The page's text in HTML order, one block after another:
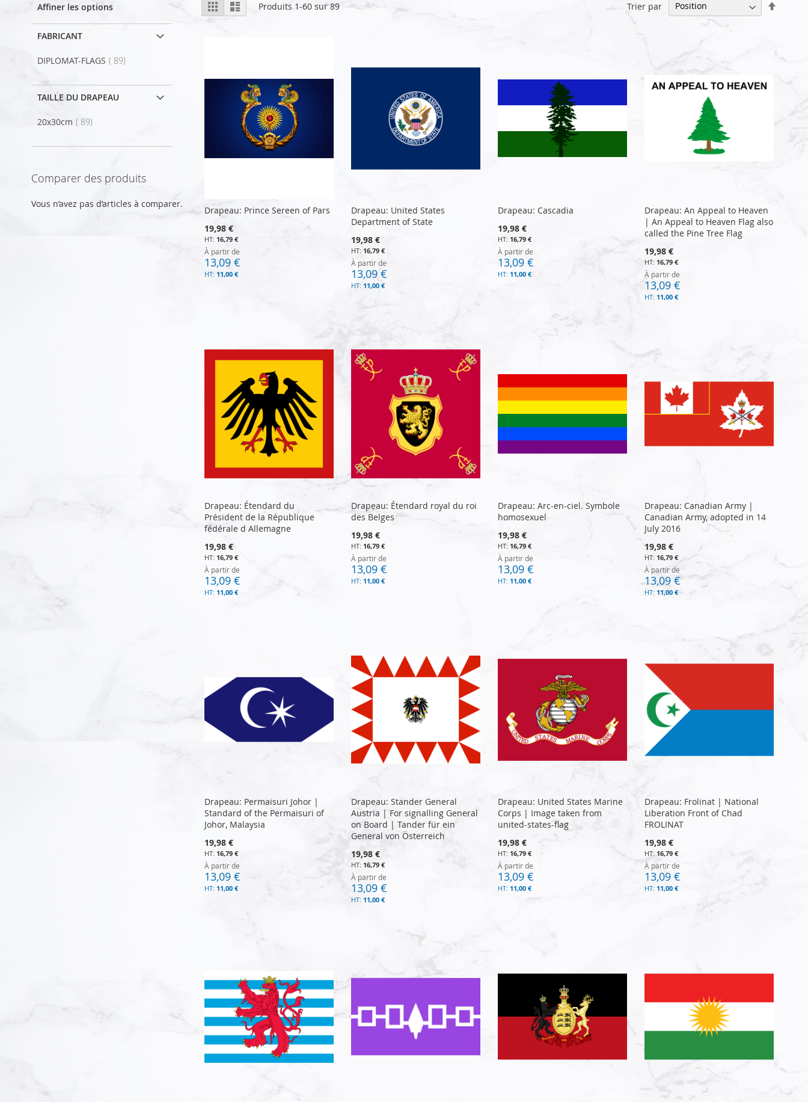
en
GrilleListe Produits 1-60 sur89 Trier par
Drapeau: Prince Sereen of Pars
19,98 €
16,79 €
À partir de
13,09 €
11,00 €
Drapeau: United States
Department of State
19,98 €
16,79 €
À partir de
13,09 €
11,00 €
Drapeau: Cascadia
19,98 €
16,79 €
À partir de
13,09 €
11,00 €
Drapeau: An Appeal to Heaven
| An Appeal to Heaven Flag also
called the Pine Tree Flag
19,98 €
16,79 €
À partir de
13,09 €
11,00 €
Drapeau: Étendard du
Président de la République
fédérale d Allemagne
19,98 €
16,79 €
À partir de
13,09 €
11,00 €
Drapeau: Étendard royal du roi
des Belges
19,98 €
16,79 €
À partir de
13,09 €
11,00 €
Drapeau: Arc-en-ciel. Symbole
homosexuel
19,98 €
16,79 €
À partir de
13,09 €
11,00 €
Drapeau: Canadian Army |
Canadian Army, adopted in 14
July 2016
19,98 €
16,79 €
À partir de
13,09 €
11,00 €
Drapeau: Permaisuri Johor |
Standard of the Permaisuri of
Johor, Malaysia
19,98 €
16,79 €
À partir de
13,09 €
11,00 €
Drapeau: Stander General
Austria | For signalling General
on Board | Tander für ein
General von Österreich
19,98 €
16,79 €
À partir de
13,09 €
11,00 €
Drapeau: United States Marine
Corps | Image taken from
united-states-flag
19,98 €
16,79 €
À partir de
13,09 €
11,00 €
Drapeau: Frolinat | National
Liberation Front of Chad
FROLINAT
19,98 €
16,79 €
À partir de
13,09 €
11,00 €
Affiner les options
FABRICANT
DIPLOMAT-FLAGS 89article
TAILLE DU DRAPEAU
20x30cm 89article
Comparer des produits
Vous n’avez pas d’articles à comparer.